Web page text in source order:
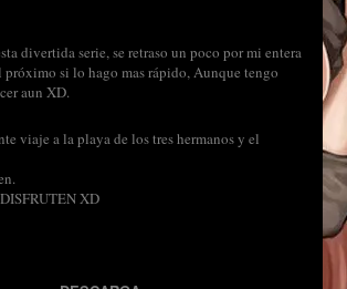
divertida serie, se retraso un poco por mi entera
próximo si lo hago mas rápido, Aunque tengo
aun XD.
viaje a la playa de los tres hermanos y el
XD